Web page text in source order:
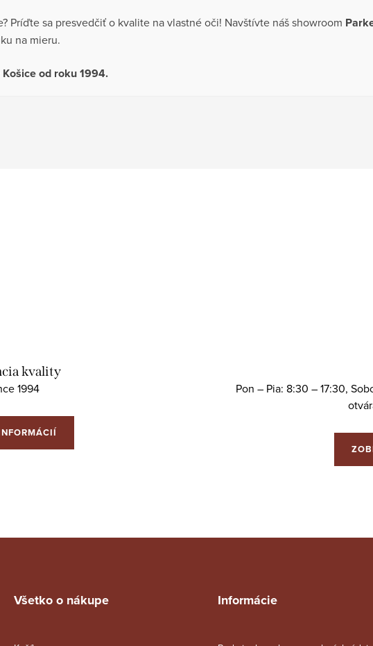
Príďte sa presvedčiť o kvalite na vlastné oči! Navštívte náš showroom
na mieru.
od roku 1994.
kvality
1994
Pon – Pia: 8:30 – 17:30,
Všetko o nákupe Informácie